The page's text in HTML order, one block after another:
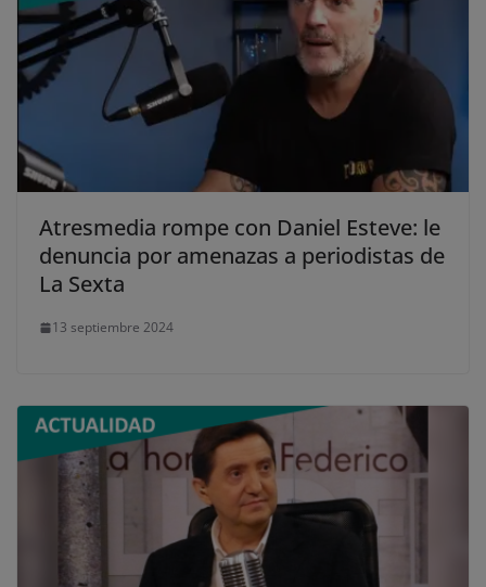
Atresmedia rompe con Daniel Esteve: le
denuncia por amenazas a periodistas de
La Sexta
13 septiembre 2024